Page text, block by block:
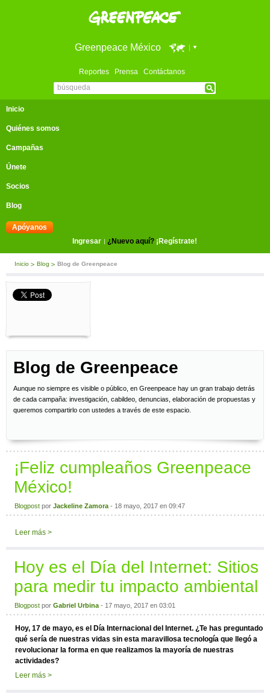
Greenpeace México
Reportes Prensa Contáctanos
Inicio
Quiénes somos
Campañas
Únete
Socios
Blog
Apóyanos
Ingresar
¿Nuevo aquí? ¡Regístrate!
Inicio Blog Blog de Greenpeace
Blog de Greenpeace
Aunque no siempre es visible o público, en Greenpeace hay un gran trabajo detrás
de cada campaña: investigación, cabildeo, denuncias, elaboración de propuestas y
queremos compartirlo con ustedes a través de este espacio.
¡Feliz cumpleaños Greenpeace
México!
Blogpost por Jackeline Zamora - 18 mayo, 2017 en 09:47
Leer más >
Hoy es el Día del Internet: Sitios
para medir tu impacto ambiental
Blogpost por Gabriel Urbina - 17 mayo, 2017 en 03:01
Hoy, 17 de mayo, es el Día Internacional del Internet. ¿Te has preguntado
qué sería de nuestras vidas sin esta maravillosa tecnología que llegó a
revolucionar la forma en que realizamos la mayoría de nuestras
actividades?
Leer más >